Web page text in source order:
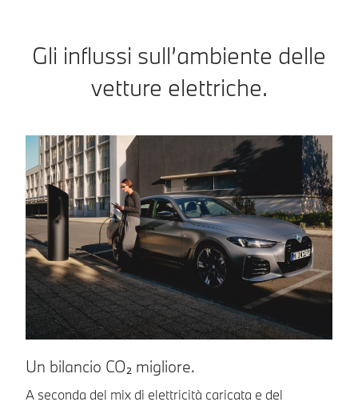
Gli influssi sull’ambiente delle
vetture elettriche.
Un bilancio CO₂ migliore.
A seconda del mix di elettricità caricata e del